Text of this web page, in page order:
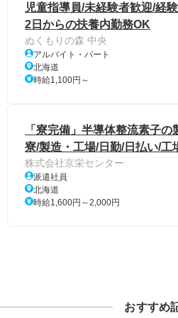
児童指導員/未経験者歓迎/経
2日からの扶養内勤務OK
ぬくもりの森 中央
アルバイト・パート
北海道
時給1,100円～
「寮完備」半導体整流素子
寮/製造・工場/日勤/日払い/工
株式会社京栄センター
派遣社員
北海道
時給1,600円～2,000円
おすすめ